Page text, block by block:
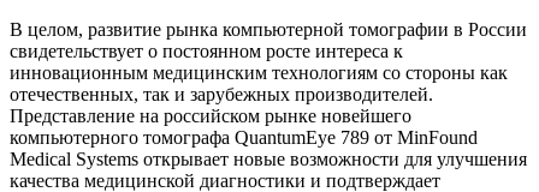
В целом, развитие рынка компьютерной томографии в России
свидетельствует о постоянном росте интереса к
инновационным медицинским технологиям со стороны как
отечественных, так и зарубежных производителей.
Представление на российском рынке новейшего
компьютерного томографа QuantumEye 789 от MinFound
Medical Systems открывает новые возможности для улучшения
качества медицинской диагностики и подтверждает